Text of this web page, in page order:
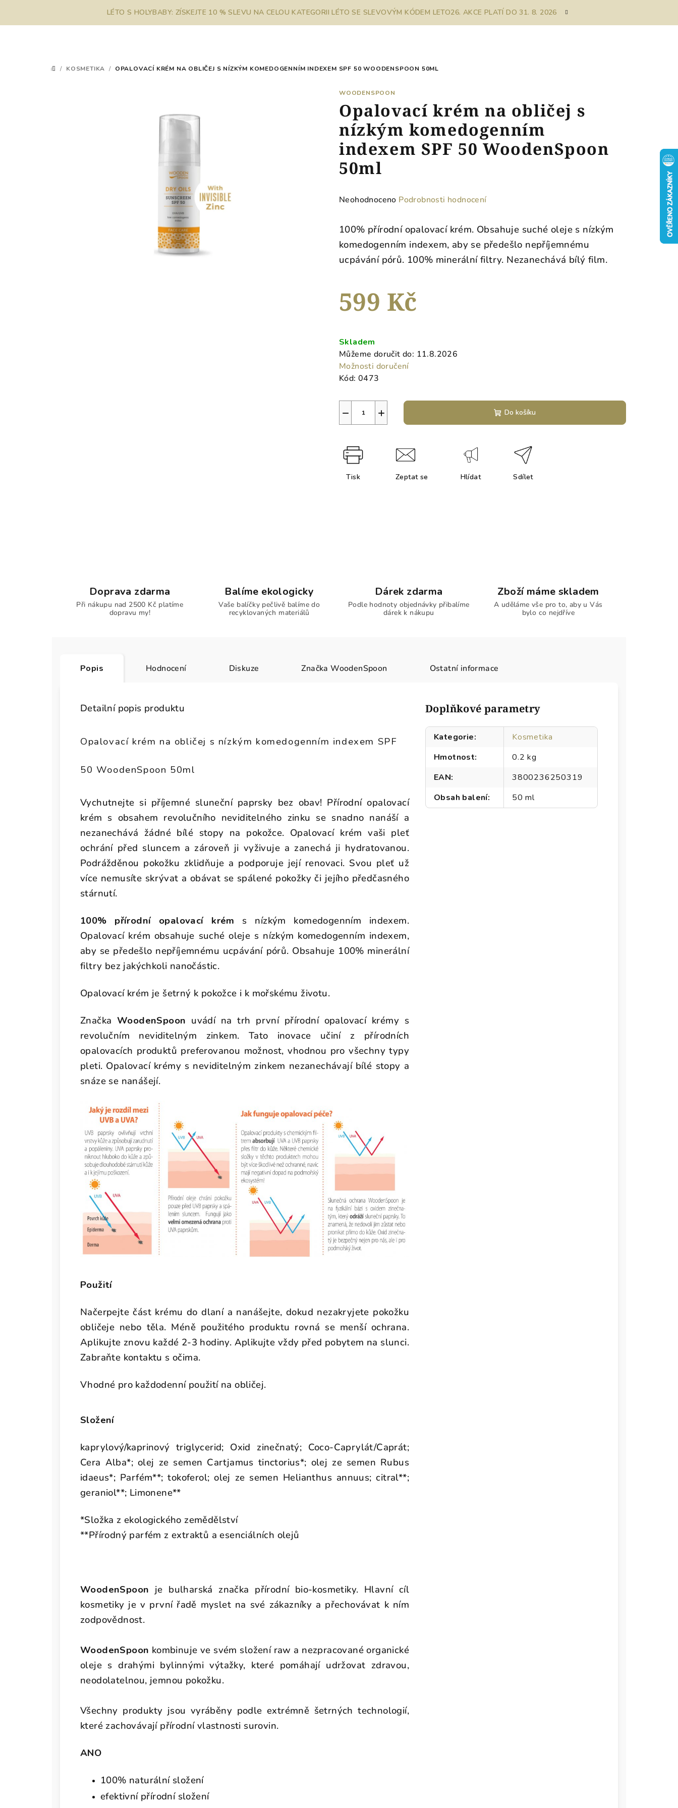
LÉTO S HOLYBABY: ZÍSKEJTE 10 % SLEVU NA CELOU KATEGORII LÉTO SE SLEVOVÝM KÓDEM LETO26. AKCE PLATÍ DO 31. 8. 2026
DOMŮ
/ KOSMETIKA / OPALOVACÍ KRÉM NA OBLIČEJ S NÍZKÝM KOMEDOGENNÍM INDEXEM SPF 50 WOODENSPOON 50ML
WOODENSPOON
Opalovací krém na obličej s
nízkým komedogenním
indexem SPF 50 WoodenSpoon
50ml
Průměrné
produktu
je
0,0
z
Neohodnoceno Podrobnosti hodnocení
100% přírodní opalovací krém. Obsahuje suché oleje s nízkým
komedogenním indexem, aby se předešlo nepříjemnému
ucpávání pórů. 100% minerální filtry. Nezanechává bílý film.
599 Kč
cena:
Skladem
Můžeme doručit do: 11.8.2026
Možnosti doručení
Kód: 0473
+
− Do košíku
Tisk Zeptat se Hlídat Sdílet
Doprava zdarma
Při nákupu nad 2500 Kč platíme
dopravu my!
Balíme ekologicky
Vaše balíčky pečlivě balíme do
recyklovaných materiálů
Dárek zdarma
Podle hodnoty objednávky přibalíme
dárek k nákupu
Zboží máme skladem
A uděláme vše pro to, aby u Vás
bylo co nejdříve
Popis Hodnocení Diskuze Značka WoodenSpoon Ostatní informace
Detailní popis produktu
Opalovací krém na obličej s nízkým komedogenním indexem SPF
50 WoodenSpoon 50ml
Vychutnejte si příjemné sluneční paprsky bez obav! Přírodní opalovací
krém s obsahem revolučního neviditelného zinku se snadno nanáší a
nezanechává žádné bílé stopy na pokožce. Opalovací krém vaši pleť
ochrání před sluncem a zároveň ji vyživuje a zanechá ji hydratovanou.
Podrážděnou pokožku zklidňuje a podporuje její renovaci. Svou pleť už
více nemusíte skrývat a obávat se spálené pokožky či jejího předčasného
stárnutí.
100% přírodní opalovací krém s nízkým komedogenním indexem.
Opalovací krém obsahuje suché oleje s nízkým komedogenním indexem,
aby se předešlo nepříjemnému ucpávání pórů. Obsahuje 100% minerální
filtry bez jakýchkoli nanočástic.
Opalovací krém je šetrný k pokožce i k mořskému životu.
Značka WoodenSpoon uvádí na trh první přírodní opalovací krémy s
revolučním neviditelným zinkem. Tato inovace učiní z přírodních
opalovacích produktů preferovanou možnost, vhodnou pro všechny typy
pleti. Opalovací krémy s neviditelným zinkem nezanechávají bílé stopy a
snáze se nanášejí.
Použití
Načerpejte část krému do dlaní a nanášejte, dokud nezakryjete pokožku
obličeje nebo těla. Méně použitého produktu rovná se menší ochrana.
Aplikujte znovu každé 2-3 hodiny. Aplikujte vždy před pobytem na slunci.
Zabraňte kontaktu s očima.
Vhodné pro každodenní použití na obličej.
Složení
kaprylový/kaprinový triglycerid; Oxid zinečnatý; Coco-Caprylát/Caprát;
Cera Alba*; olej ze semen Cartjamus tinctorius*; olej ze semen Rubus
idaeus*; Parfém**; tokoferol; olej ze semen Helianthus annuus; citral**;
geraniol**; Limonene**
*Složka z ekologického zemědělství
**Přírodný parfém z extraktů a esenciálních olejů
WoodenSpoon je bulharská značka přírodní bio-kosmetiky. Hlavní cíl
kosmetiky je v první řadě myslet na své zákazníky a přechovávat k ním
zodpovědnost.
WoodenSpoon kombinuje ve svém složení raw a nezpracované organické
oleje s drahými bylinnými výtažky, které pomáhají udržovat zdravou,
neodolatelnou, jemnou pokožku.
Všechny produkty jsou vyráběny podle extrémně šetrných technologií,
které zachovávají přírodní vlastnosti surovin.
ANO
100% naturální složení
efektivní přírodní složení
Doplňkové parametry
Kategorie:
Kosmetika
Hmotnost:
0.2 kg
EAN:
3800236250319
Obsah balení: 50 ml